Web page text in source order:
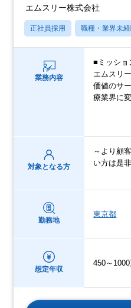
エムスリー株式会社
正社員採用 職種・業界未
業務内容
■ミッショ
エムスリ
価値のサ
療業界に
対象となる方
～より顧
い方は是
勤務地
東京都
想定年収
450～